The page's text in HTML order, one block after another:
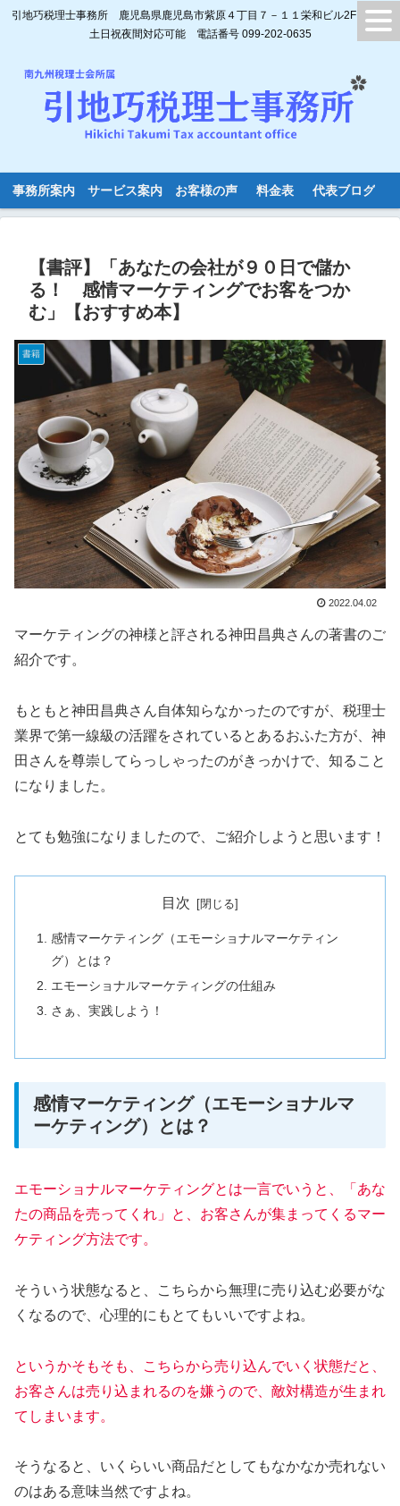
引地巧税理士事務所 鹿児島県鹿児島市紫原４丁目７－１１栄和ビル2F
土日祝夜間対応可能 電話番号 099-202-0635
事務所案内 サービス案内 お客様の声 料金表 代表ブログ
【書評】「あなたの会社が９０日で儲か
る！ 感情マーケティングでお客をつか
む」【おすすめ本】
書籍
2022.04.02
マーケティングの神様と評される神田昌典さんの著書のご
紹介です。
もともと神田昌典さん自体知らなかったのですが、税理士
業界で第一線級の活躍をされているとあるおふた方が、神
田さんを尊崇してらっしゃったのがきっかけで、知ること
になりました。
とても勉強になりましたので、ご紹介しようと思います！
目次
感情マーケティング（エモーショナルマーケティン
グ）とは？
エモーショナルマーケティングの仕組み
さぁ、実践しよう！
感情マーケティング（エモーショナルマ
ーケティング）とは？
エモーショナルマーケティングとは一言でいうと、「あな
たの商品を売ってくれ」と、お客さんが集まってくるマー
ケティング方法です。
そういう状態なると、こちらから無理に売り込む必要がな
くなるので、心理的にもとてもいいですよね。
というかそもそも、こちらから売り込んでいく状態だと、
お客さんは売り込まれるのを嫌うので、敵対構造が生まれ
てしまいます。
そうなると、いくらいい商品だとしてもなかなか売れない
のはある意味当然ですよね。